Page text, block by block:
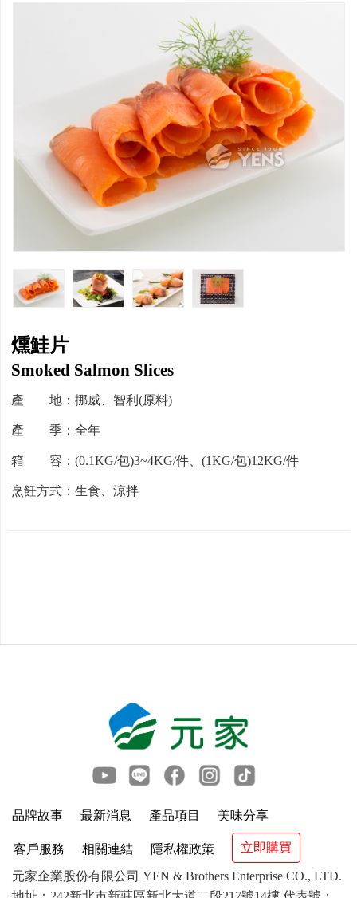
燻鮭片
Smoked Salmon Slices
產 地：挪威、智利(原料)
產 季：全年
箱 容：(0.1KG/包)3~4KG/件、(1KG/包)12KG/件
烹飪方式：生食、涼拌
品牌故事 最新消息 產品項目 美味分享
客戶服務 相關連結 隱私權政策 立即購買
元家企業股份有限公司 YEN & Brothers Enterprise CO., LTD.